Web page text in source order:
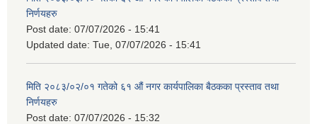
निर्णयहरु
Post date: 07/07/2026 - 15:41
Updated date: Tue, 07/07/2026 - 15:41
मिति २०८३/०२/०१ गतेको ६१ औं नगर कार्यपालिका बैठकका प्रस्ताव तथा
निर्णयहरु
Post date: 07/07/2026 - 15:32